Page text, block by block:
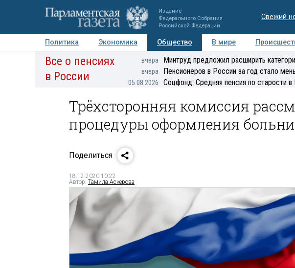
Издание
Федерального Собрания
Российской Федерации
Свежий
Политика Экономика Общество В мире
Авторы Персоны Мнения Регионы Медиацентр
Все о пенсиях
в России
вчера Минтруд предложил расширить
вчера Пенсионеров в России за год стало
05.08.2026 Соцфонд: Средняя пенсия по старости
Трёхсторонняя комиссия
процедуры оформления
Поделиться
18.12.2020 10:22
Автор: Тамила Аскерова